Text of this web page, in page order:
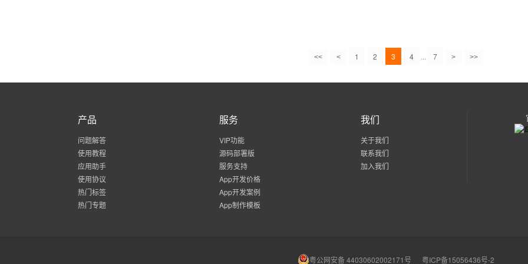
<< < 1 2 3 4 ... 7 > >>
产品
问题解答
使用教程
应用助手
使用协议
热门标签
热门专题
服务
VIP功能
源码部署版
服务支持
App开发价格
App开发案例
App制作模板
我们
关于我们
联系我们
加入我们
粤公网安备 44030602002171号 粤ICP备15056436号-2